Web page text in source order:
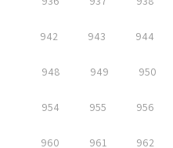
942 943 944
948 949 950
954 955 956
960 961 962